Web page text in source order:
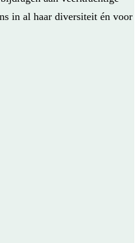
in al haar diversiteit én voor